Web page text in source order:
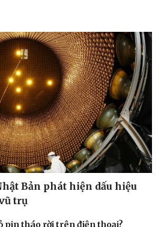
Bản phát hiện dấu hiệu
trụ
pin tháo rời trên điện thoại?